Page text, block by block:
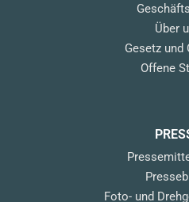
Über
Gesetz und
Offene
Foto- und